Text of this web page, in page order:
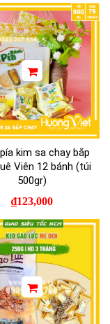
kim sa chay bắp
Viên 12 bánh (túi
500gr)
₫123,000